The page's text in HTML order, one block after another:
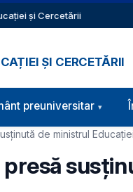
și Cercetării
ȘI CERCETĂRII
preuniversitar
de ministrul